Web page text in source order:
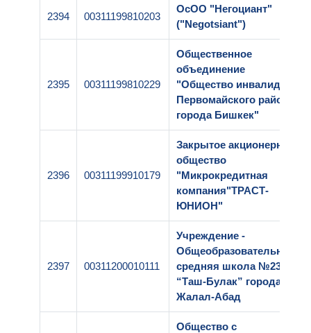
2394 00311199810203
ОсОО "Негоциант"
("Negotsiant")
2395 00311199810229
Общественное
объединение
"Общество инвалидов
Первомайского района
города Бишкек"
2396 00311199910179
Закрытое акционерное
общество
"Микрокредитная
компания"ТРАСТ-
ЮНИОН"
2397 00311200010111
Учреждение -
Общеобразовательная
средняя школа №23
“Таш-Булак” города
Жалал-Абад
Общество с